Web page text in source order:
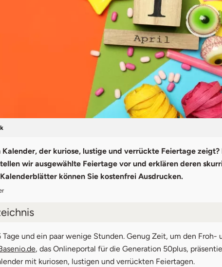
Kalender, der kuriose, lustige und verrückte Feiertage zeigt?
wir ausgewählte Feiertage vor und erklären deren
können Sie kostenfrei Ausdrucken.
Tage und ein paar wenige Stunden. Genug Zeit, um den Froh-
, das Onlineportal für die Generation 50plus,
mit kuriosen, lustigen und verrückten Feiertagen.